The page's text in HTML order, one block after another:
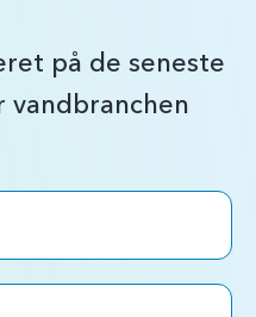
på de seneste
vandbranchen